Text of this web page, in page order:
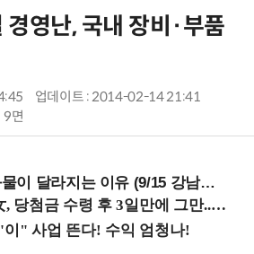
영난, 국내 장비·부품
업데이트 : 2014-02-14 21:41
9면
이 달라지는 이유 (9/15 강남역)